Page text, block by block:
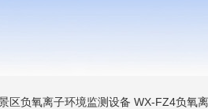
区负氧离子环境监测设备 WX-FZ4负氧